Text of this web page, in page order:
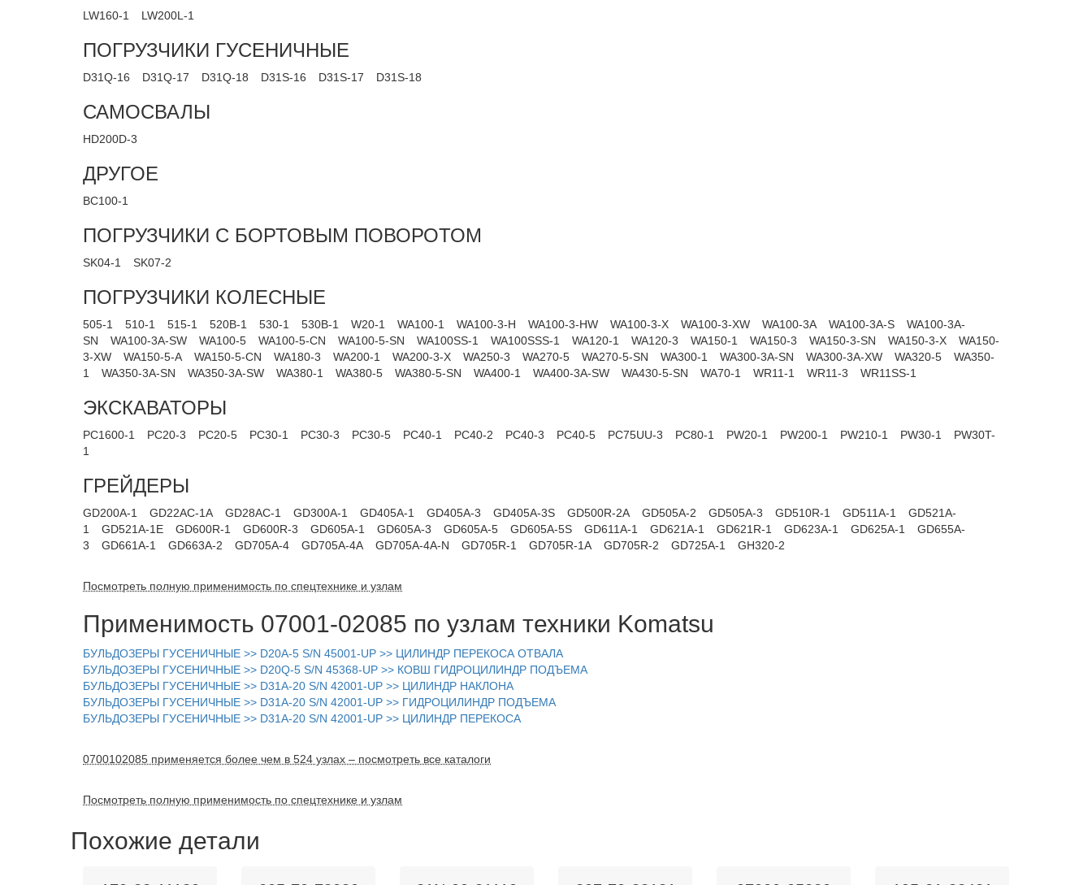
LW160-1 LW200L-1
ПОГРУЗЧИКИ ГУСЕНИЧНЫЕ
D31Q-16 D31Q-17 D31Q-18 D31S-16 D31S-17 D31S-18
САМОСВАЛЫ
HD200D-3
ДРУГОЕ
BC100-1
ПОГРУЗЧИКИ С БОРТОВЫМ ПОВОРОТОМ
SK04-1 SK07-2
ПОГРУЗЧИКИ КОЛЕСНЫЕ
505-1 510-1 515-1 520B-1 530-1 530B-1 W20-1 WA100-1 WA100-3-H WA100-3-HW WA100-3-X WA100-3-XW WA100-3A WA100-3A-S
WA100-3A-
SN
WA100-3A-SW WA100-5 WA100-5-CN WA100-5-SN WA100SS-1 WA100SSS-1 WA120-1 WA120-3 WA150-1 WA150-3 WA150-3-SN WA150-3-X
WA150-
3-XW
WA150-5-A WA150-5-CN WA180-3 WA200-1 WA200-3-X WA250-3 WA270-5 WA270-5-SN WA300-1 WA300-3A-SN WA300-3A-XW WA320-5
WA350-
1
WA350-3A-SN WA350-3A-SW WA380-1 WA380-5 WA380-5-SN WA400-1 WA400-3A-SW WA430-5-SN WA70-1 WR11-1 WR11-3 WR11SS-1
ЭКСКАВАТОРЫ
PC1600-1 PC20-3 PC20-5 PC30-1 PC30-3 PC30-5 PC40-1 PC40-2 PC40-3 PC40-5 PC75UU-3 PC80-1 PW20-1 PW200-1 PW210-1 PW30-1
PW30T-
1
ГРЕЙДЕРЫ
GD200A-1 GD22AC-1A GD28AC-1 GD300A-1 GD405A-1 GD405A-3 GD405A-3S GD500R-2A GD505A-2 GD505A-3 GD510R-1 GD511A-1
GD521A-
1
GD521A-1E GD600R-1 GD600R-3 GD605A-1 GD605A-3 GD605A-5 GD605A-5S GD611A-1 GD621A-1 GD621R-1 GD623A-1 GD625A-1
GD655A-
3
GD661A-1 GD663A-2 GD705A-4 GD705A-4A GD705A-4A-N GD705R-1 GD705R-1A GD705R-2 GD725A-1 GH320-2
Посмотреть полную применимость по спецтехнике и узлам
Применимость 07001-02085 по узлам техники Komatsu
БУЛЬДОЗЕРЫ ГУСЕНИЧНЫЕ >> D20A-5 S/N 45001-UP >> ЦИЛИНДР ПЕРЕКОСА ОТВАЛА
БУЛЬДОЗЕРЫ ГУСЕНИЧНЫЕ >> D20Q-5 S/N 45368-UP >> КОВШ ГИДРОЦИЛИНДР ПОДЪЕМА
БУЛЬДОЗЕРЫ ГУСЕНИЧНЫЕ >> D31A-20 S/N 42001-UP >> ЦИЛИНДР НАКЛОНА
БУЛЬДОЗЕРЫ ГУСЕНИЧНЫЕ >> D31A-20 S/N 42001-UP >> ГИДРОЦИЛИНДР ПОДЪЕМА
БУЛЬДОЗЕРЫ ГУСЕНИЧНЫЕ >> D31A-20 S/N 42001-UP >> ЦИЛИНДР ПЕРЕКОСА
0700102085 применяется более чем в 524 узлах – посмотреть все каталоги
Посмотреть полную применимость по спецтехнике и узлам
Похожие детали